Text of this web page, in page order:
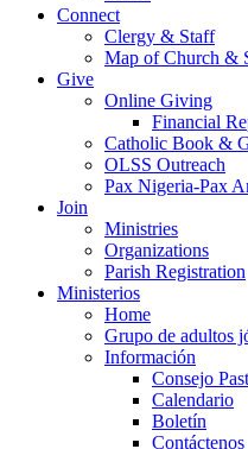
Connect
Clergy & Staff
Map of Church &
Give
Online Giving
Financial
Catholic Book &
OLSS Outreach
Pax Nigeria-Pax
Join
Ministries
Organizations
Parish Registration
Ministerios
Home
Grupo de adultos
Información
Consejo
Calendario
Boletín
Contáctenos